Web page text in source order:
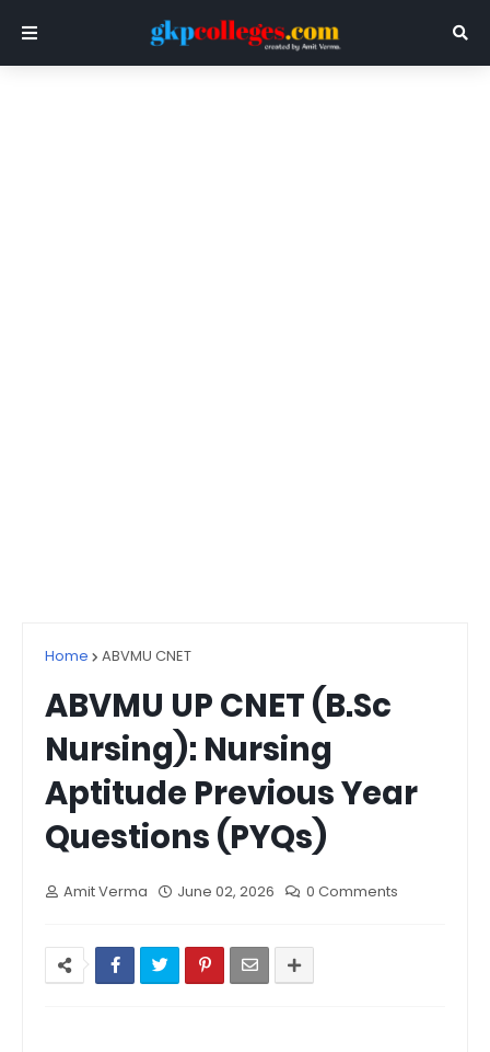
Home ABVMU CNET
ABVMU UP CNET (B.Sc
Nursing): Nursing
Aptitude Previous Year
Questions (PYQs)
Amit Verma June 02, 2026 0 Comments